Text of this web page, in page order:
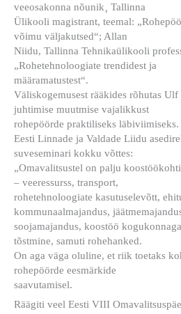
veeosakonna nõunik¸ Tallinna
Ülikooli magistrant, teemal:
võimu väljakutsed“; Allan
Niidu, Tallinna Tehnikaülikooli
„Rohetehnoloogiate trendidest ja
määramatustest“.
Väliskogemusest rääkides rõhutas Ulf
juhtimise muutmise vajalikkust
rohepöörde praktiliseks läbiviimiseks.
Eesti Linnade ja Valdade Liidu
suveseminari kokku võttes:
„Omavalitsustel on palju
– veeressurss, transport,
rohetehnoloogiate kasutuselevõtt,
kommunaalmajandus,
soojamajandus, koostöö
tõstmine, samuti rohehanked.
On aga väga oluline, et riik toetaks
rohepöörde eesmärkide
saavutamisel.
Räägiti veel Eesti VIII